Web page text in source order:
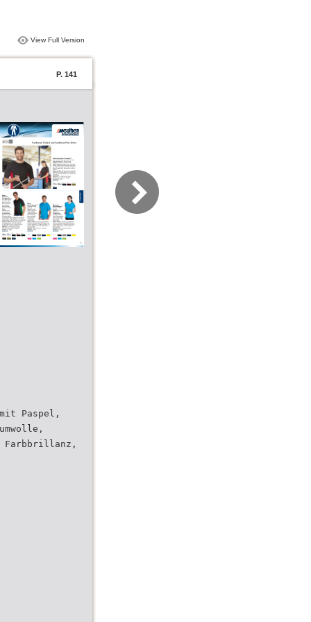
View Full Version
P. 141
Paspel,
Farbbrillanz,